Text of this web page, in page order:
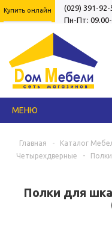
Купить онлайн (029) 391-92-
Пн-Пт:
МЕНЮ
Главная - Каталог
Четырехдверные
-
Полки для